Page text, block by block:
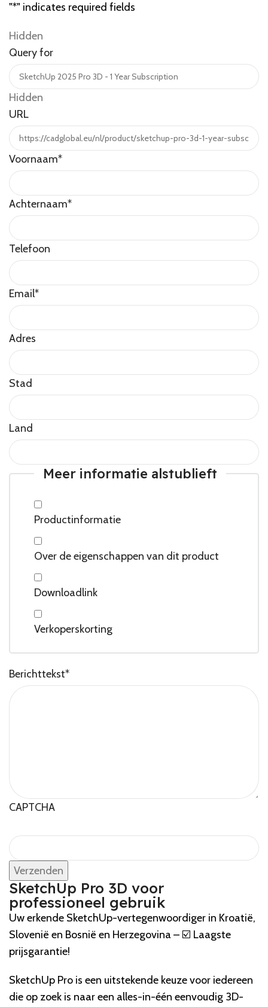
"*" indicates required fields
Hidden
Query for
Hidden
URL
Voornaam*
Achternaam*
Telefoon
Email*
Adres
Stad
Land
Meer informatie alstublieft
Productinformatie
Over de eigenschappen van dit product
Downloadlink
Verkoperskorting
Berichttekst*
CAPTCHA
SketchUp Pro 3D voor
professioneel gebruik
Uw erkende SketchUp-vertegenwoordiger in Kroatië,
Slovenië en Bosnië en Herzegovina – ☑️ Laagste
prijsgarantie!
SketchUp Pro is een uitstekende keuze voor iedereen
die op zoek is naar een alles-in-één eenvoudig 3D-